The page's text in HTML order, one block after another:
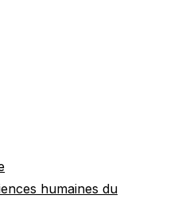
humaines du